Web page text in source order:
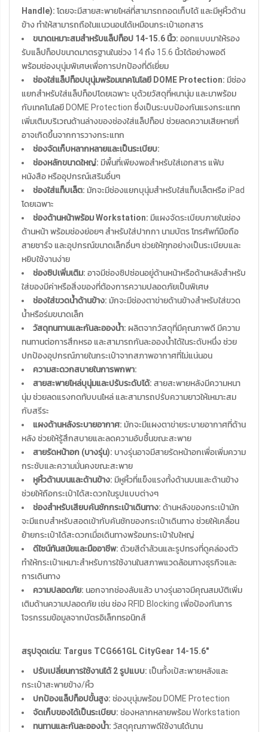
Handle): โดยจะมีสายสะพายไหล่ที่สามารถถอดเก็บได้ และมีหูหิ้วด้าน
ข้าง ทำให้สามารถถือในแนวนอนได้เหมือนกระเป๋าเอกสาร
ขนาดเหมาะสมสำหรับแล็ปท็อป 14-15.6 นิ้ว: ออกแบบมาให้รอง
รับแล็ปท็อปขนาดมาตรฐานในช่วง 14 ถึง 15.6 นิ้วได้อย่างพอดี
พร้อมช่องบุนุ่มพิเศษเพื่อการปกป้องที่ดีเยี่ยม
ช่องใส่แล็ปท็อปบุนุ่มพร้อมเทคโนโลยี DOME Protection: มีช่อง
แยกสำหรับใส่แล็ปท็อปโดยเฉพาะ บุด้วยวัสดุที่หนานุ่ม และมาพร้อม
กับเทคโนโลยี DOME Protection ซึ่งเป็นระบบป้องกันแรงกระแทก
เพิ่มเติมบริเวณด้านล่างของช่องใส่แล็ปท็อป ช่วยลดความเสียหายที่
อาจเกิดขึ้นจากการวางกระแทก
ช่องจัดเก็บหลากหลายและเป็นระเบียบ:
ช่องหลักขนาดใหญ่: มีพื้นที่เพียงพอสำหรับใส่เอกสาร แฟ้ม
หนังสือ หรืออุปกรณ์เสริมอื่นๆ
ช่องใส่แท็บเล็ต: มักจะมีช่องแยกบุนุ่มสำหรับใส่แท็บเล็ตหรือ iPad
โดยเฉพาะ
ช่องด้านหน้าพร้อม Workstation: มีแผงจัดระเบียบภายในช่อง
ด้านหน้า พร้อมช่องย่อยๆ สำหรับใส่ปากกา นามบัตร โทรศัพท์มือถือ
สายชาร์จ และอุปกรณ์ขนาดเล็กอื่นๆ ช่วยให้ทุกอย่างเป็นระเบียบและ
หยิบใช้งานง่าย
ช่องซิปเพิ่มเติม: อาจมีช่องซิปซ่อนอยู่ด้านหน้าหรือด้านหลังสำหรับ
ใส่ของมีค่าหรือสิ่งของที่ต้องการความปลอดภัยเป็นพิเศษ
ช่องใส่ขวดน้ำด้านข้าง: มักจะมีช่องตาข่ายด้านข้างสำหรับใส่ขวด
น้ำหรือร่มขนาดเล็ก
วัสดุทนทานและกันละอองน้ำ: ผลิตจากวัสดุที่มีคุณภาพดี มีความ
ทนทานต่อการสึกหรอ และสามารถกันละอองน้ำได้ในระดับหนึ่ง ช่วย
ปกป้องอุปกรณ์ภายในกระเป๋าจากสภาพอากาศที่ไม่แน่นอน
ความสะดวกสบายในการพกพา:
สายสะพายไหล่บุนุ่มและปรับระดับได้: สายสะพายหลังมีความหนา
นุ่ม ช่วยลดแรงกดทับบนไหล่ และสามารถปรับความยาวให้เหมาะสม
กับสรีระ
แผงด้านหลังระบายอากาศ: มักจะมีแผงตาข่ายระบายอากาศที่ด้าน
หลัง ช่วยให้รู้สึกสบายและลดความอับชื้นขณะสะพาย
สายรัดหน้าอก (บางรุ่น): บางรุ่นอาจมีสายรัดหน้าอกเพื่อเพิ่มความ
กระชับและความมั่นคงขณะสะพาย
หูหิ้วด้านบนและด้านข้าง: มีหูหิ้วที่แข็งแรงทั้งด้านบนและด้านข้าง
ช่วยให้ถือกระเป๋าได้สะดวกในรูปแบบต่างๆ
ช่องสำหรับเสียบคันชักกระเป๋าเดินทาง: ด้านหลังของกระเป๋ามัก
จะมีแถบสำหรับสอดเข้ากับคันชักของกระเป๋าเดินทาง ช่วยให้เคลื่อน
ย้ายกระเป๋าได้สะดวกเมื่อเดินทางพร้อมกระเป๋าใบใหญ่
ดีไซน์ทันสมัยและมืออาชีพ: ด้วยสีดำล้วนและรูปทรงที่ดูคล่องตัว
ทำให้กระเป๋าเหมาะสำหรับการใช้งานในสภาพแวดล้อมทางธุรกิจและ
การเดินทาง
ความปลอดภัย: นอกจากช่องลับแล้ว บางรุ่นอาจมีคุณสมบัติเพิ่ม
เติมด้านความปลอดภัย เช่น ช่อง RFID Blocking เพื่อป้องกันการ
โจรกรรมข้อมูลจากบัตรอิเล็กทรอนิกส์
สรุปจุดเด่น: Targus TCG661GL CityGear 14-15.6"
ปรับเปลี่ยนการใช้งานได้ 2 รูปแบบ: เป็นทั้งเป้สะพายหลังและ
กระเป๋าสะพายข้าง/หิ้ว
ปกป้องแล็ปท็อปขั้นสูง: ช่องบุนุ่มพร้อม DOME Protection
จัดเก็บของได้เป็นระเบียบ: ช่องหลากหลายพร้อม Workstation
ทนทานและกันละอองน้ำ: วัสดุคุณภาพดีใช้งานได้นาน